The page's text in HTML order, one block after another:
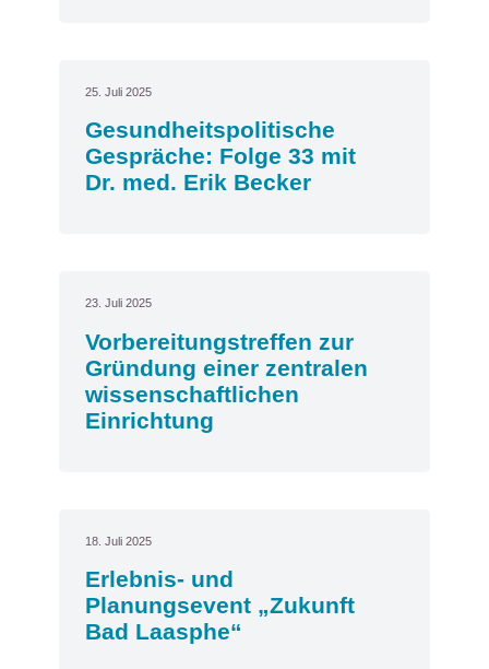
25. Juli 2025
Gesundheitspolitische
Gespräche: Folge 33 mit
Dr. med. Erik Becker
23. Juli 2025
Vorbereitungstreffen zur
Gründung einer zentralen
wissenschaftlichen
Einrichtung
18. Juli 2025
Erlebnis- und
Planungsevent „Zukunft
Bad Laasphe“